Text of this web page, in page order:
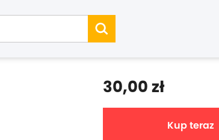
30,00 zł
Kup teraz